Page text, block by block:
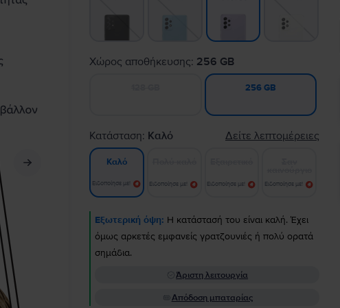
Χώρος αποθήκευσης: 256 GB
256 GB
Κατάσταση: Καλό Δείτε λεπτομέρειες
Καλό
Ειδοποίησε με! Ειδοποίησε με! Ειδοποίησε με! Ειδοποίησε με!
Εξωτερική όψη: Η κατάστασή του είναι καλή. Έχει
όμως αρκετές εμφανείς γρατζουνιές ή πολύ ορατά
σημάδια.
Άριστη λειτουργία
Απόδοση μπαταρίας